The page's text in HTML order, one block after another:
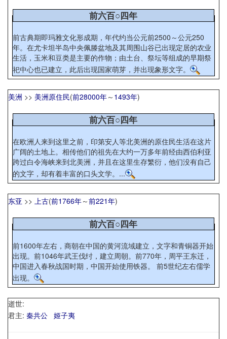
前六百○四年
前古典期即玛雅文化形成期，年代约当公元前2500～公元250
年。在尤卡坦半岛中央佩滕盆地及其周围山谷已出现定居的农业
生活，玉米和豆类是主要的作物；由土台、祭坛等组成的早期祭
祀中心也已建立，此后出现国家萌芽，并出现象形文字。
美洲 >> 美洲原住民(前28000年～ 1493年)
前六百○四年
在欧洲人来到这里之前，印第安人等北美洲的原住民生活在这片
广阔的土地上。相传他们的祖先在大约一万多年前经由西伯利亚
跨过白令海峡来到北美洲，并且在这里生存繁衍，他们没有自己
的文字，却有着丰富的口头文学。...
东亚 >> 上古(前1766年～前221年)
前六百○四年
前1600年左右，商朝在中国的黄河流域建立，文字和青铜器开始
出现。前1046年武王伐纣，建立周朝。前770年，周平王东迁，
中国进入春秋战国时期，中国开始使用铁器。 前5世纪左右儒学
出现。
逝世:
君主: 秦共公 姬子夷